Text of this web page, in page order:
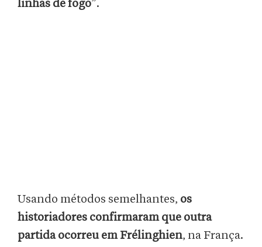
linhas de fogo”.
Usando métodos semelhantes, os
historiadores confirmaram que outra
partida ocorreu em Frélinghien, na França.